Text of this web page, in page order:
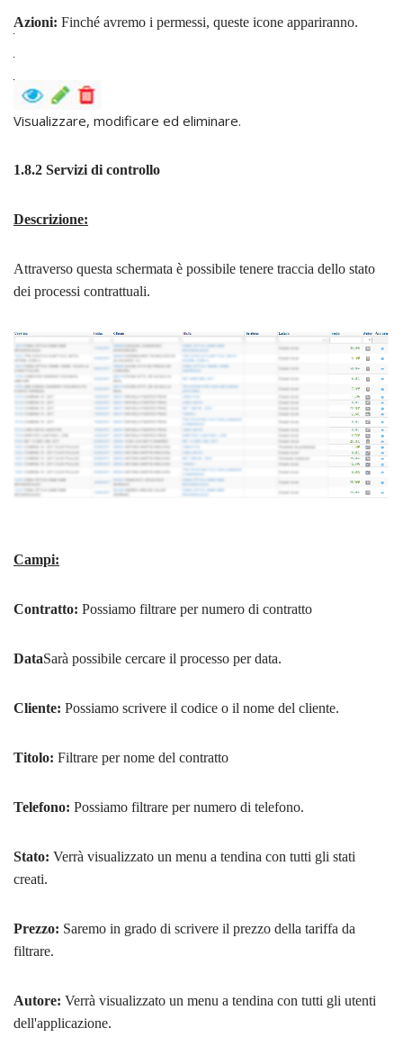
Azioni: Finché avremo i permessi, queste icone appariranno.
Visualizzare, modificare ed eliminare.
1.8.2 Servizi di controllo
Descrizione:
Attraverso questa schermata è possibile tenere traccia dello stato
dei processi contrattuali.
Campi:
Contratto: Possiamo filtrare per numero di contratto
DataSarà possibile cercare il processo per data.
Cliente: Possiamo scrivere il codice o il nome del cliente.
Titolo: Filtrare per nome del contratto
Telefono: Possiamo filtrare per numero di telefono.
Stato: Verrà visualizzato un menu a tendina con tutti gli stati
creati.
Prezzo: Saremo in grado di scrivere il prezzo della tariffa da
filtrare.
Autore: Verrà visualizzato un menu a tendina con tutti gli utenti
dell'applicazione.